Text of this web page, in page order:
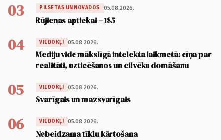
03 PILSĒTĀS UN NOVADOS 05.08.2026.
Rūjienas aptiekai – 185
04 VIEDOKĻI 05.08.2026.
Mediju vide mākslīgā intelekta laikmetā: cīņa par
realitāti, uzticēšanos un cilvēku domāšanu
05 VIEDOKĻI 05.08.2026.
Svarīgais un mazsvarīgais
06 VIEDOKĻI 05.08.2026.
Nebeidzama tīklu kārtošana